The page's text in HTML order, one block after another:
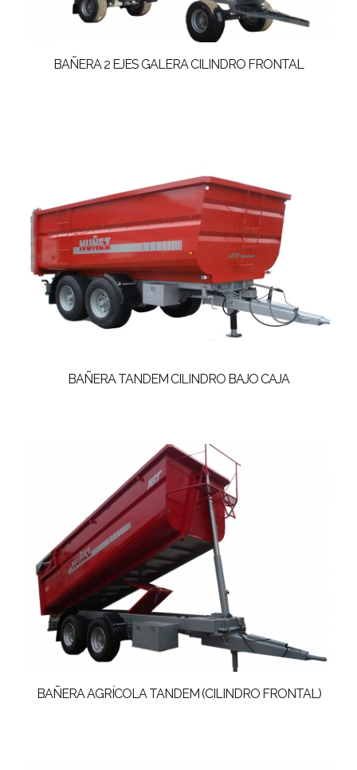
BAÑERA 2 EJES GALERA CILINDRO FRONTAL
BAÑERA TANDEM CILINDRO BAJO CAJA
BAÑERA AGRÍCOLA TANDEM (CILINDRO FRONTAL)